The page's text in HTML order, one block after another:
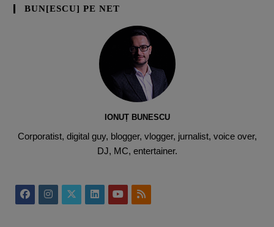
BUN[ESCU] PE NET
IONUȚ BUNESCU
Corporatist, digital guy, blogger, vlogger, jurnalist, voice over,
DJ, MC, entertainer.